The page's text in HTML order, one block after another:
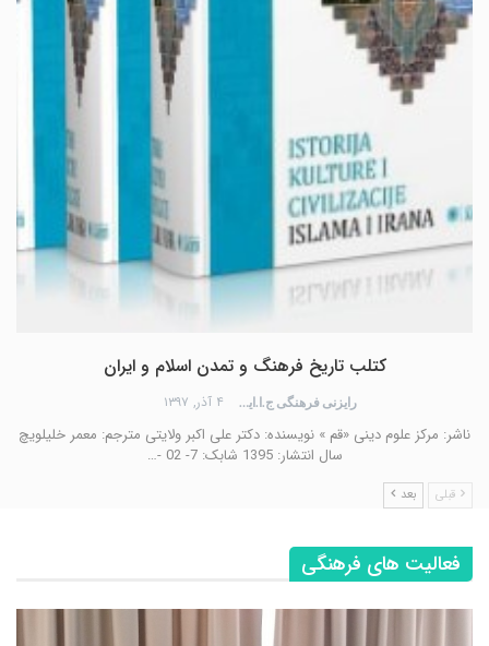
کتلب تاریخ فرهنگ و تمدن اسلام و ایران
رایزنی فرهنگی ج.ا.ایران ۴ آذر, ۱۳۹۷
ناشر: مرکز علوم دینی «قم » نويسنده: دکتر علی اکبر ولایتی مترجم: معمر خلیلویچ
سال انتشار: 1395 شابک: 7- 02 -…
قبلی بعد
فعالیت های فرهنگی